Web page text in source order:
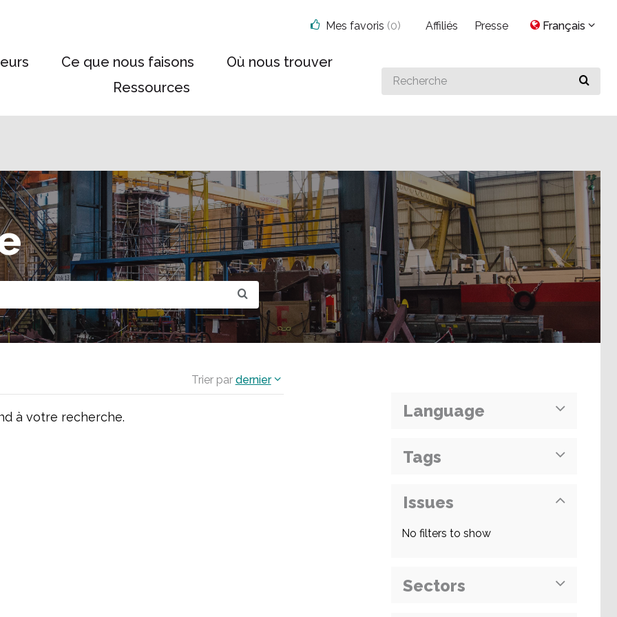
Ce que nous faisons
Où nous trouver
Ressources
Search
for
Mes favoris (0) Affiliés Presse Français
Trier par dernier
à votre recherche. Language
Tags
Issues
No filters to show
Sectors